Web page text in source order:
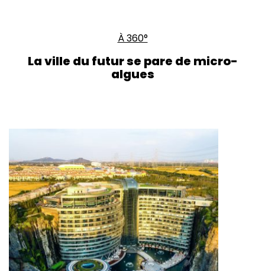
À 360°
La ville du futur se pare de micro-
algues